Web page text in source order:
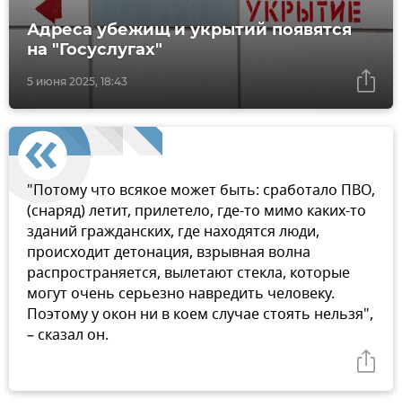
5 июня 2025, 18:43
Адреса убежищ и укрытий появятся
на "Госуслугах"
"Потому что всякое может быть: сработало ПВО,
(снаряд) летит, прилетело, где-то мимо каких-то
зданий гражданских, где находятся люди,
происходит детонация, взрывная волна
распространяется, вылетают стекла, которые
могут очень серьезно навредить человеку.
Поэтому у окон ни в коем случае стоять нельзя",
– сказал он.